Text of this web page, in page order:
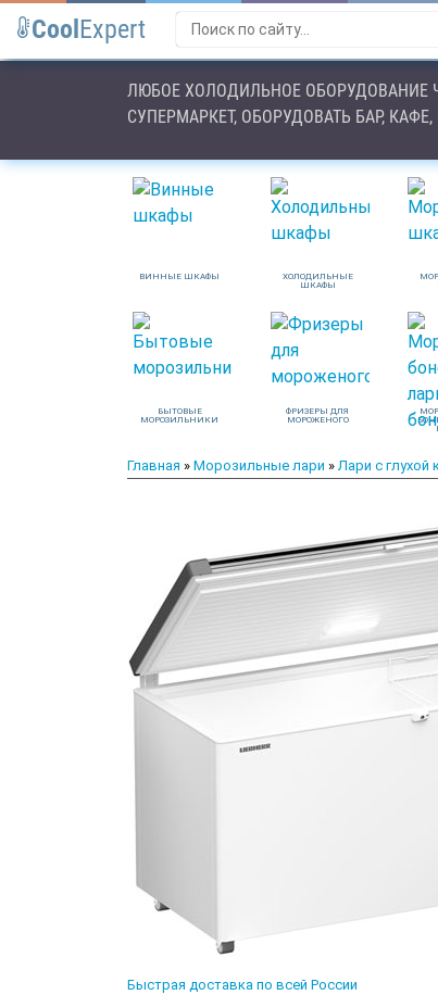
Cool Expert
ЛЮБОЕ ХОЛОДИЛЬНОЕ ОБОРУДОВАНИЕ
СУПЕРМАРКЕТ, ОБОРУДОВАТЬ БАР, КАФЕ,
ВИННЫЕ ШКАФЫ
ХОЛОДИЛЬНЫЕ
ШКАФЫ
БЫТОВЫЕ
МОРОЗИЛЬНИКИ
ФРИЗЕРЫ ДЛЯ
МОРОЖЕНОГО
Главная » Морозильные лари » Лари с глухой
Быстрая доставка по всей России